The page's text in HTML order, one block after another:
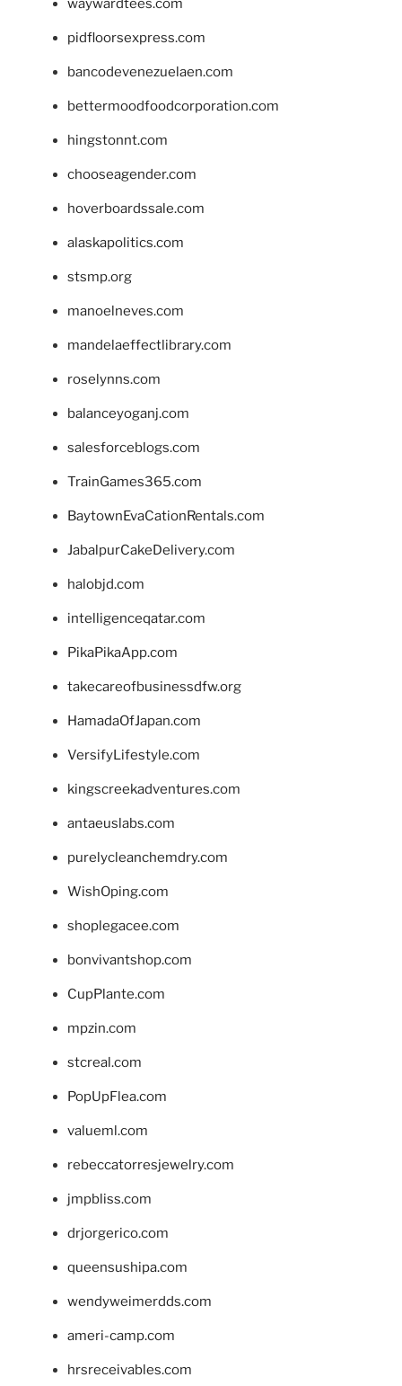
waywardtees.com
pidfloorsexpress.com
bancodevenezuelaen.com
bettermoodfoodcorporation.com
hingstonnt.com
chooseagender.com
hoverboardssale.com
alaskapolitics.com
stsmp.org
manoelneves.com
mandelaeffectlibrary.com
roselynns.com
balanceyoganj.com
salesforceblogs.com
TrainGames365.com
BaytownEvaCationRentals.com
JabalpurCakeDelivery.com
halobjd.com
intelligenceqatar.com
PikaPikaApp.com
takecareofbusinessdfw.org
HamadaOfJapan.com
VersifyLifestyle.com
kingscreekadventures.com
antaeuslabs.com
purelycleanchemdry.com
WishOping.com
shoplegacee.com
bonvivantshop.com
CupPlante.com
mpzin.com
stcreal.com
PopUpFlea.com
valueml.com
rebeccatorresjewelry.com
jmpbliss.com
drjorgerico.com
queensushipa.com
wendyweimerdds.com
ameri-camp.com
hrsreceivables.com